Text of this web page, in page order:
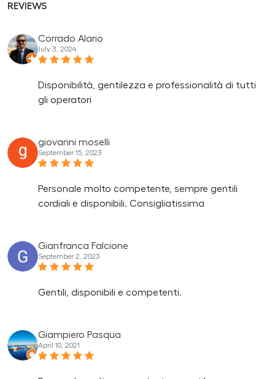
REVIEWS
Corrado Alario
July 3, 2024
Disponibilità, gentilezza e professionalità di tutti
gli operatori
giovanni moselli
September 15, 2023
Personale molto competente, sempre gentili
cordiali e disponibili. Consigliatissima
Gianfranca Falcione
September 2, 2023
Gentili, disponibili e competenti.
Giampiero Pasqua
April 10, 2021